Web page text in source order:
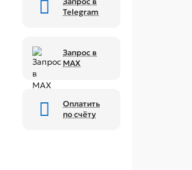
Telegram
Запрос в
MAX
Оплатить
по счёту